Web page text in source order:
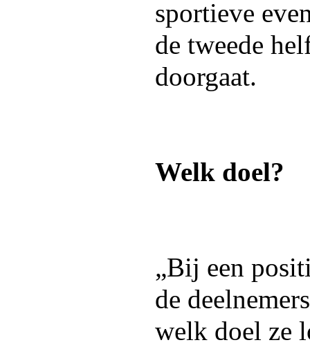
sportieve
de tweede
doorgaat.
Welk doel?
„Bij een
de
welk doel ze